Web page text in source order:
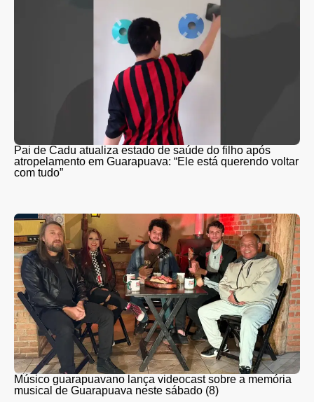
Pai de Cadu atualiza estado de saúde do filho após
atropelamento em Guarapuava: “Ele está querendo voltar
com tudo”
Músico guarapuavano lança videocast sobre a memória
musical de Guarapuava neste sábado (8)